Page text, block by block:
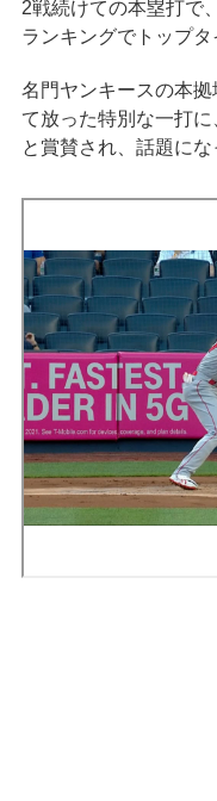
2戦続けての本塁打で
ランキングでトップタ
名門ヤンキースの本
て放った特別な一打
と賞賛され、話題にな